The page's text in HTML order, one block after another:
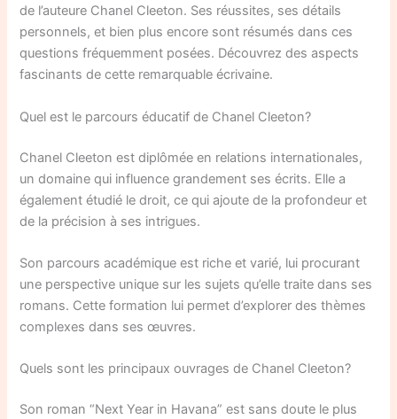
de l’auteure Chanel Cleeton. Ses réussites, ses détails
personnels, et bien plus encore sont résumés dans ces
questions fréquemment posées. Découvrez des aspects
fascinants de cette remarquable écrivaine.
Quel est le parcours éducatif de Chanel Cleeton?
Chanel Cleeton est diplômée en relations internationales,
un domaine qui influence grandement ses écrits. Elle a
également étudié le droit, ce qui ajoute de la profondeur et
de la précision à ses intrigues.
Son parcours académique est riche et varié, lui procurant
une perspective unique sur les sujets qu’elle traite dans ses
romans. Cette formation lui permet d’explorer des thèmes
complexes dans ses œuvres.
Quels sont les principaux ouvrages de Chanel Cleeton?
Son roman “Next Year in Havana” est sans doute le plus